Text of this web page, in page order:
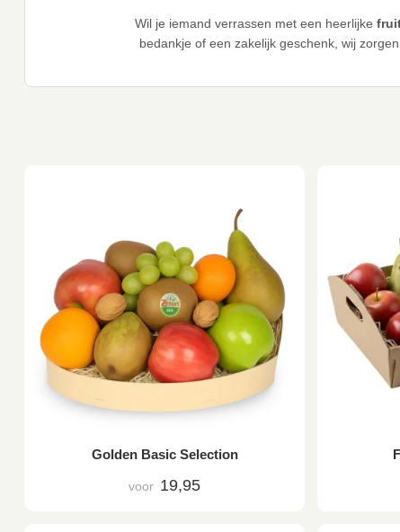
Wil je iemand verrassen met een heerlijke
bedankje of een zakelijk geschenk, wij
Golden Basic Selection
voor 19,95